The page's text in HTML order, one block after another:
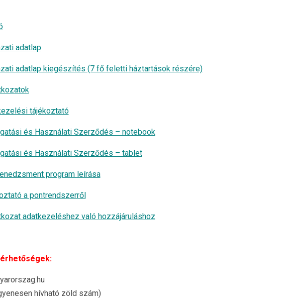
adatlap
adatlap kiegészítés (7 fő feletti háztartások részére)
tájékoztató
és Használati Szerződés – notebook
és Használati Szerződés – tablet
program leírása
a pontrendszerről
adatkezeléshez való hozzájáruláshoz
hívható zöld szám)